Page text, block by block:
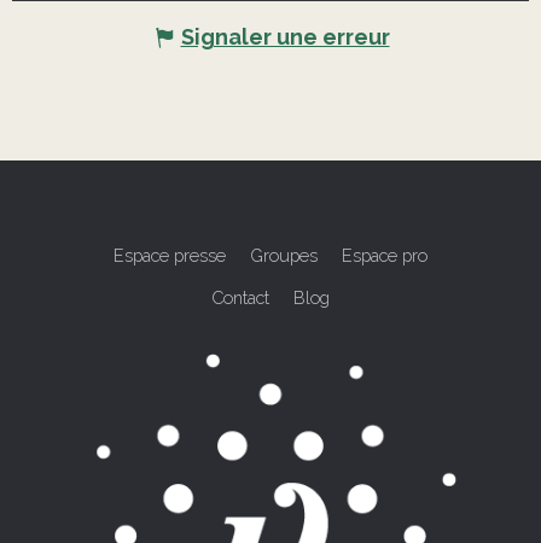
Signaler une erreur
Espace presse Groupes Espace pro
Contact Blog